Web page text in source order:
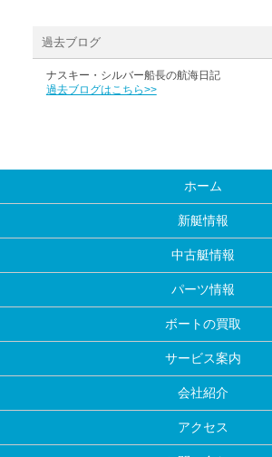
過去ブログ
ナスキー・シルバー船長の航海日記
過去ブログはこちら>>
ホーム
新艇情報
中古艇情報
パーツ情報
ボートの買取
サービス案内
会社紹介
アクセス